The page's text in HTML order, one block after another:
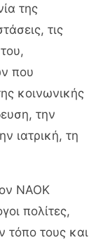
της
τις
που
κοινωνικής
την
ιατρική, τη
ΝΑΟΚ
πολίτες,
τόπο τους και